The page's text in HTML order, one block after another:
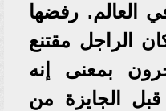
العالم. رفضها
الراجل مقتنع
بمعنى إنه
الجايزة من